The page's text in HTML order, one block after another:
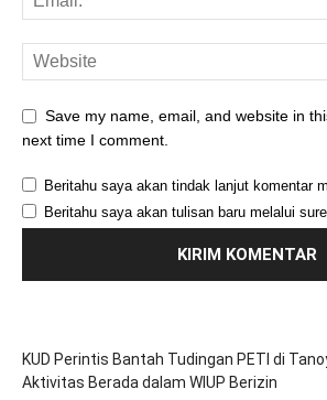
Save my name, email, and website in
next time I comment.
Beritahu saya akan tindak lanjut komentar
Beritahu saya akan tulisan baru melalui
KUD Perintis Bantah Tudingan PETI di
Aktivitas Berada dalam WIUP Berizin